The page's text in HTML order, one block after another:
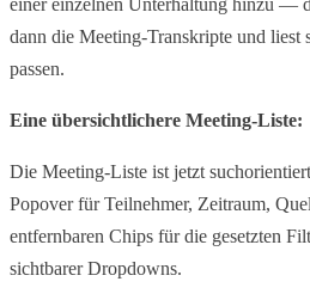
dann die Meeting-Transkripte und liest
passen.
Eine übersichtlichere Meeting-Liste:
Die Meeting-Liste ist jetzt
Popover für Teilnehmer, Zeitraum,
entfernbaren Chips für die gesetzten
sichtbarer Dropdowns.